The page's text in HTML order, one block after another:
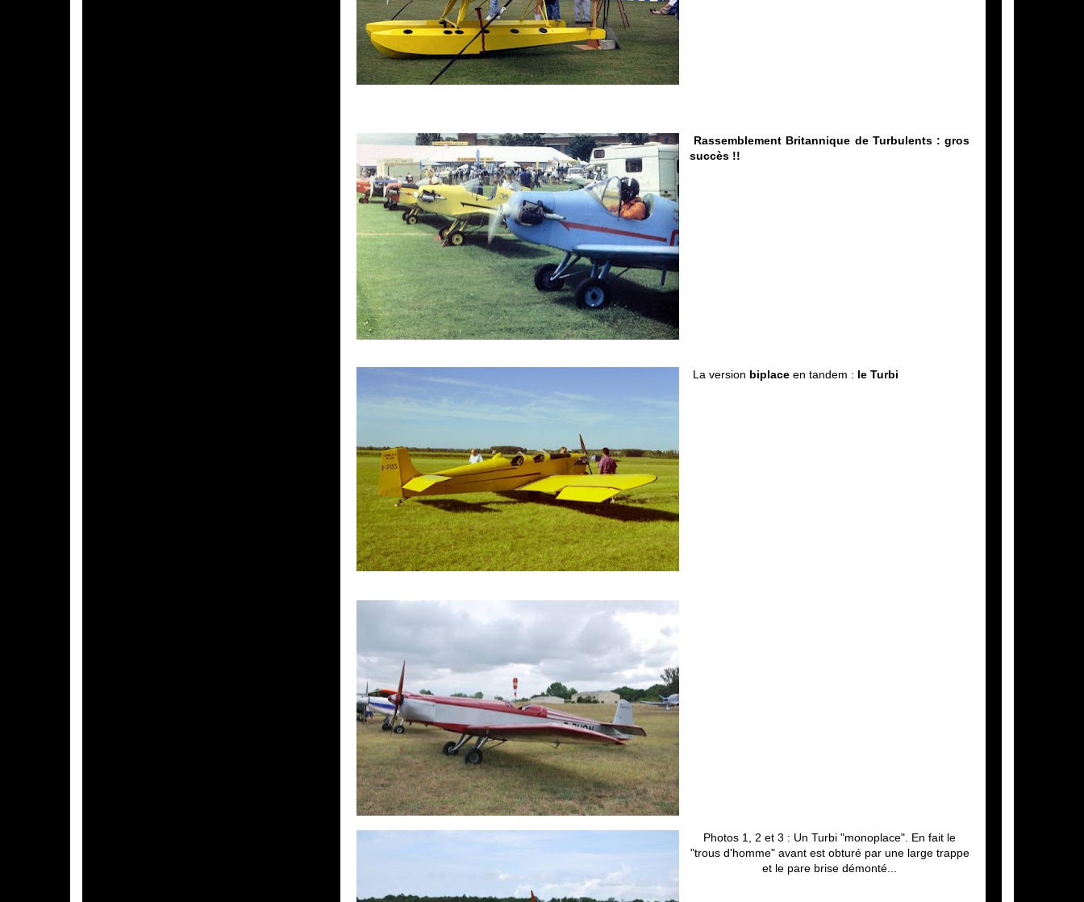
Rassemblement Britannique de Turbulents : gros
succès !!
La version biplace en tandem : le Turbi
Photos 1, 2 et 3 : Un Turbi "monoplace". En fait le
"trous d'homme" avant est obturé par une large trappe
et le pare brise démonté...